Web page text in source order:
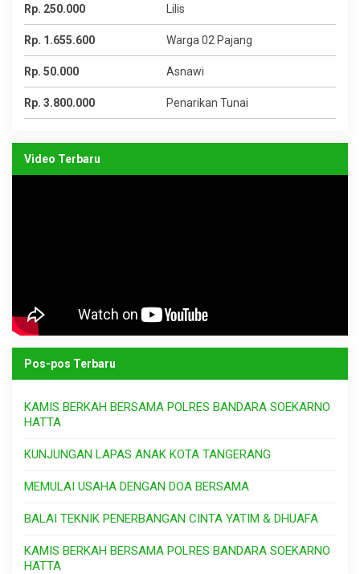
Rp. 250.000 Lilis
Rp. 1.655.600 Warga 02 Pajang
Rp. 50.000 Asnawi
Rp. 3.800.000 Penarikan Tunai
Video Terbaru
Pos-pos Terbaru
KAMIS BERKAH BERSAMA POLRES BANDARA SOEKARNO
HATTA
KUNJUNGAN LAPAS ANAK KOTA TANGERANG
MEMULAI USAHA DENGAN DOA BERSAMA
BALAI TEKNIK PENERBANGAN CINTA YATIM & DHUAFA
KAMIS BERKAH BERSAMA POLRES BANDARA SOEKARNO
HATTA